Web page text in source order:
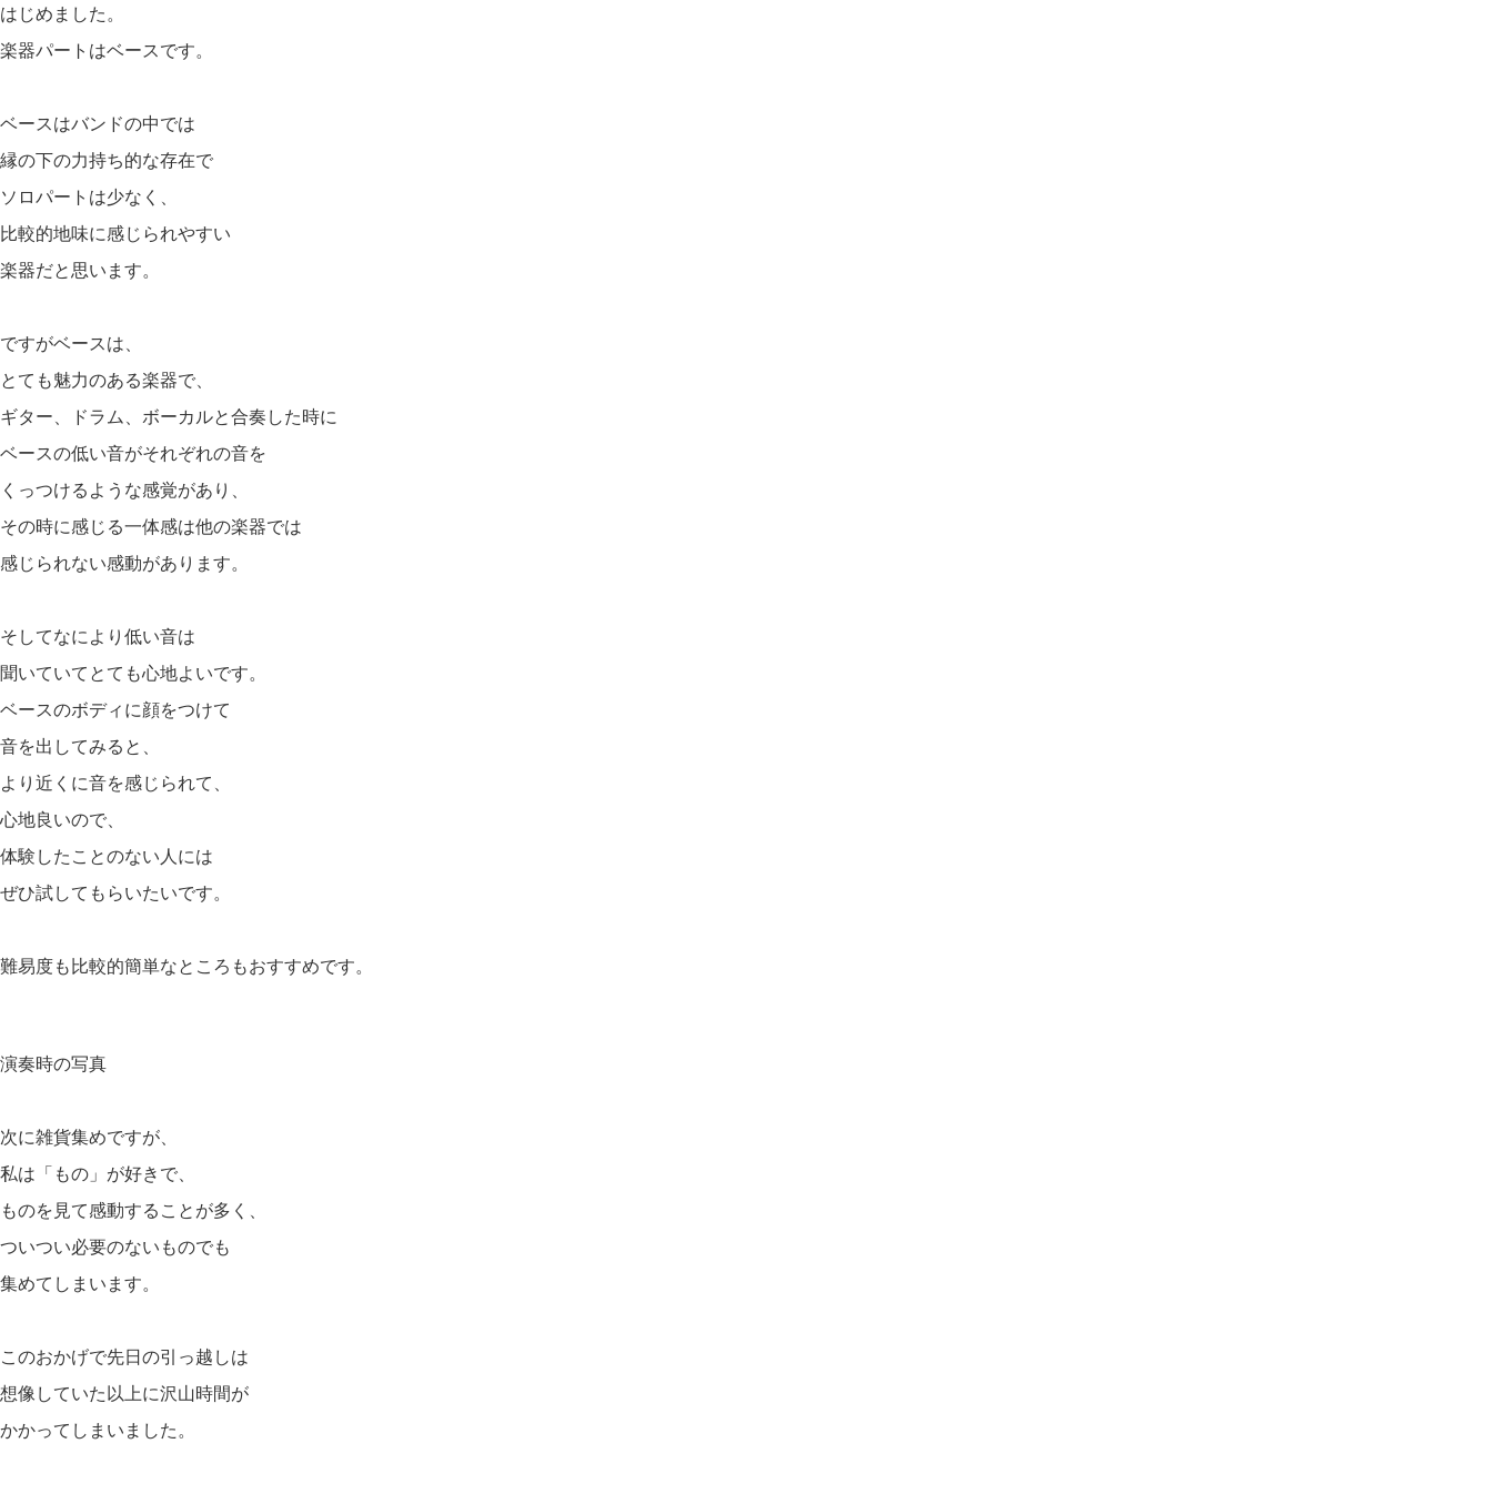
はじめました。
楽器パートはベースです。
ベースはバンドの中では
縁の下の力持ち的な存在で
ソロパートは少なく、
比較的地味に感じられやすい
楽器だと思います。
ですがベースは、
とても魅力のある楽器で、
ギター、ドラム、ボーカルと合奏した時に
ベースの低い音がそれぞれの音を
くっつけるような感覚があり、
その時に感じる一体感は他の楽器では
感じられない感動があります。
そしてなにより低い音は
聞いていてとても心地よいです。
ベースのボディに顔をつけて
音を出してみると、
より近くに音を感じられて、
心地良いので、
体験したことのない人には
ぜひ試してもらいたいです。
難易度も比較的簡単なところもおすすめです。
演奏時の写真
次に雑貨集めですが、
私は「もの」が好きで、
ものを見て感動することが多く、
ついつい必要のないものでも
集めてしまいます。
このおかげで先日の引っ越しは
想像していた以上に沢山時間が
かかってしまいました。